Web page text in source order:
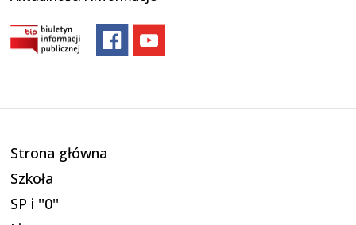
Strona główna
Szkoła
SP i ''0''